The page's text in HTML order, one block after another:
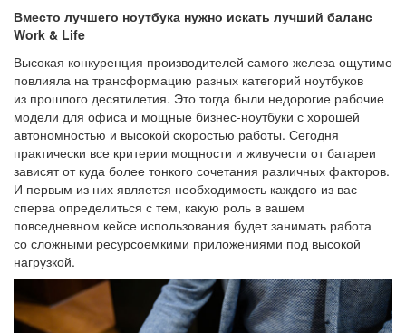
Вместо лучшего ноутбука нужно искать лучший баланс
Work & Life
Высокая конкуренция производителей самого железа ощутимо
повлияла на трансформацию разных категорий ноутбуков
из прошлого десятилетия. Это тогда были недорогие рабочие
модели для офиса и мощные бизнес-ноутбуки с хорошей
автономностью и высокой скоростью работы. Сегодня
практически все критерии мощности и живучести от батареи
зависят от куда более тонкого сочетания различных факторов.
И первым из них является необходимость каждого из вас
сперва определиться с тем, какую роль в вашем
повседневном кейсе использования будет занимать работа
со сложными ресурсоемкими приложениями под высокой
нагрузкой.